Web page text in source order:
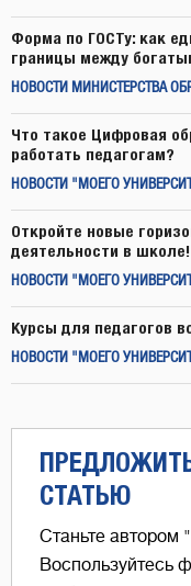
Форма по ГОСТу: как
границы между
НОВОСТИ МИНИСТЕРСТВА
Что такое Цифровая
работать педагогам?
НОВОСТИ "МОЕГО
Откройте новые
деятельности в школе!
НОВОСТИ "МОЕГО
Курсы для педагогов
НОВОСТИ "МОЕГО
СТАТЬЮ
Станьте автором
Воспользуйтесь